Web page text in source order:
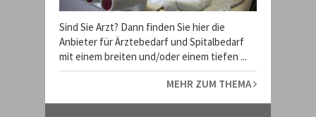
Sind Sie Arzt? Dann finden Sie hier die
Anbieter für Ärztebedarf und Spitalbedarf
mit einem breiten und/oder einem tiefen ...
MEHR ZUM THEMA